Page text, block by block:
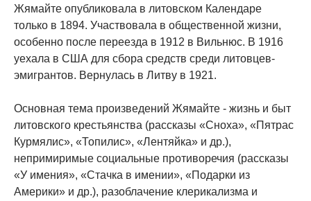
Жямайте опубликовала в литовском Календаре
только в 1894. Участвовала в общественной жизни,
особенно после переезда в 1912 в Вильнюс. В 1916
уехала в США для сбора средств среди литовцев-
эмигрантов. Вернулась в Литву в 1921.
Основная тема произведений Жямайте - жизнь и быт
литовского крестьянства (рассказы «Сноха», «Пятрас
Курмялис», «Топилис», «Лентяйка» и др.),
непримиримые социальные противоречия (рассказы
«У имения», «Стачка в имении», «Подарки из
Америки» и др.), разоблачение клерикализма и